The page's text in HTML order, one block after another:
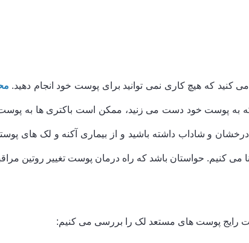
که هیچ کاری نمی توانید برای پوست خود انجام دهید.
خود دست می زنید، ممکن است باکتری ها به پوست
و شاداب داشته باشید و از بیماری آکنه و لک های
می کنیم. حواستان باشد که راه درمان پوست تغییر روتین
رایج پوست های مستعد لک را بررسی می کنیم: